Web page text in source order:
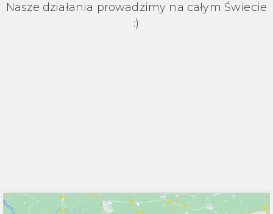
Nasze działania prowadzimy na całym Świecie
:)